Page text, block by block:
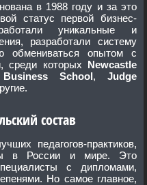
в 1988 году и за это
и
разработали систему
обмениваться опытом с
среди которых Newcastle
Durham Business School, Judge
состав
педагогов-практиков,
с дипломами,
Но самое главное,